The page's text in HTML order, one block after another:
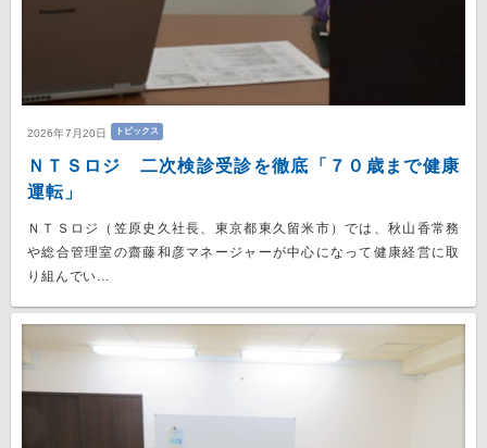
2026年7月20日 トピックス
ＮＴＳロジ 二次検診受診を徹底「７０歳まで健康
運転」
ＮＴＳロジ（笠原史久社長、東京都東久留米市）では、秋山香常務
や総合管理室の齋藤和彦マネージャーが中心になって健康経営に取
り組んでい...